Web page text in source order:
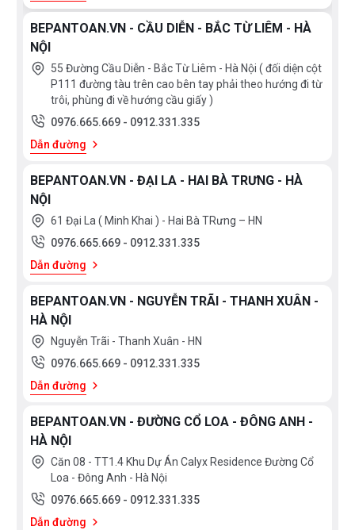
BEPANTOAN.VN - CẦU DIỄN - BẮC TỪ LIÊM - HÀ
NỘI
55 Đường Cầu Diễn - Bắc Từ Liêm - Hà Nội ( đối diện cột
P111 đường tàu trên cao bên tay phải theo hướng đi từ
trôi, phùng đi về hướng cầu giấy )
0976.665.669 - 0912.331.335
Dẫn đường
BEPANTOAN.VN - ĐẠI LA - HAI BÀ TRƯNG - HÀ
NỘI
61 Đại La ( Minh Khai ) - Hai Bà TRưng – HN
0976.665.669 - 0912.331.335
Dẫn đường
BEPANTOAN.VN - NGUYỄN TRÃI - THANH XUÂN -
HÀ NỘI
Nguyễn Trãi - Thanh Xuân - HN
0976.665.669 - 0912.331.335
Dẫn đường
BEPANTOAN.VN - ĐƯỜNG CỔ LOA - ĐÔNG ANH -
HÀ NỘI
Căn 08 - TT1.4 Khu Dự Án Calyx Residence Đường Cổ
Loa - Đông Anh - Hà Nội
0976.665.669 - 0912.331.335
Dẫn đường